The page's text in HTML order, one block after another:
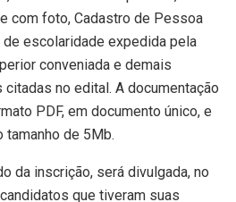
com foto, Cadastro de Pessoa
de escolaridade expedida pela
conveniada e demais
no edital. A documentação
PDF, em documento único, e
tamanho de 5Mb.
da inscrição, será divulgada, no
que tiveram suas